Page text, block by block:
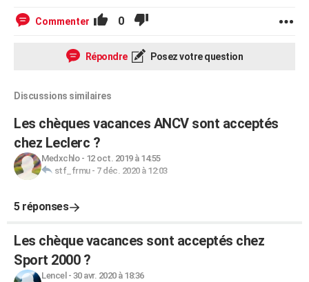
Commenter 0
Répondre Posez votre question
Discussions similaires
Les chèques vacances ANCV sont acceptés
chez Leclerc ?
Medxchlo- 12 oct. 2019 à 14:55
stf_frmu- 7 déc. 2020 à 12:03
5 réponses
Les chèque vacances sont acceptés chez
Sport 2000 ?
Lencel - 30 avr. 2020 à 18:36